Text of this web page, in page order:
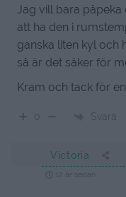
Jag vill bara
att ha den i
ganska liten kyl och
så är det säker för
Kram och tack för
0 Svara
Victoria
12 år sedan